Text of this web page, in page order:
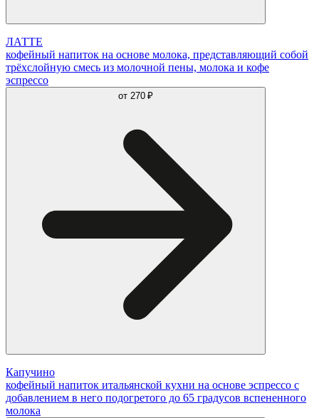
ЛАТТЕ
кофейный напиток на основе молока, представляющий собой
трёхслойную смесь из молочной пены, молока и кофе
эспрессо
от 270 ₽
Капучино
кофейный напиток итальянской кухни на основе эспрессо с
добавлением в него подогретого до 65 градусов вспененного
молока